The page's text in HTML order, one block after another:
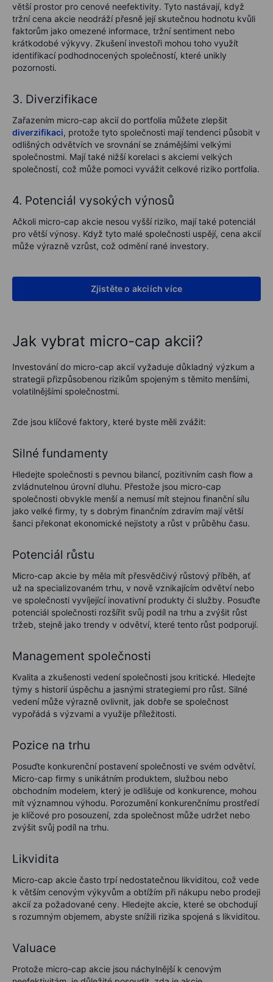
větší prostor pro cenové neefektivity. Tyto nastávají, když
tržní cena akcie neodráží přesně její skutečnou hodnotu kvůli
faktorům jako omezené informace, tržní sentiment nebo
krátkodobé výkyvy. Zkušení investoři mohou toho využít
identifikací podhodnocených společností, které unikly
pozornosti.
3. Diverzifikace
Zařazením micro-cap akcií do portfolia můžete zlepšit
diverzifikaci, protože tyto společnosti mají tendenci působit v
odlišných odvětvích ve srovnání se známějšími velkými
společnostmi. Mají také nižší korelaci s akciemi velkých
společností, což může pomoci vyvážit celkové riziko portfolia.
4. Potenciál vysokých výnosů
Ačkoli micro-cap akcie nesou vyšší riziko, mají také potenciál
pro větší výnosy. Když tyto malé společnosti uspějí, cena akcií
může výrazně vzrůst, což odmění rané investory.
Zjistěte o akciích více
Jak vybrat micro-cap akcii?
Investování do micro-cap akcií vyžaduje důkladný výzkum a
strategii přizpůsobenou rizikům spojeným s těmito menšími,
volatilnějšími společnostmi.
Zde jsou klíčové faktory, které byste měli zvážit:
Silné fundamenty
Hledejte společnosti s pevnou bilancí, pozitivním cash flow a
zvládnutelnou úrovní dluhu. Přestože jsou micro-cap
společnosti obvykle menší a nemusí mít stejnou finanční sílu
jako velké firmy, ty s dobrým finančním zdravím mají větší
šanci překonat ekonomické nejistoty a růst v průběhu času.
Potenciál růstu
Micro-cap akcie by měla mít přesvědčivý růstový příběh, ať
už na specializovaném trhu, v nově vznikajícím odvětví nebo
ve společnosti vyvíjející inovativní produkty či služby. Posuďte
potenciál společnosti rozšířit svůj podíl na trhu a zvýšit růst
tržeb, stejně jako trendy v odvětví, které tento růst podporují.
Management společnosti
Kvalita a zkušenosti vedení společnosti jsou kritické. Hledejte
týmy s historií úspěchu a jasnými strategiemi pro růst. Silné
vedení může výrazně ovlivnit, jak dobře se společnost
vypořádá s výzvami a využije příležitosti.
Pozice na trhu
Posuďte konkurenční postavení společnosti ve svém odvětví.
Micro-cap firmy s unikátním produktem, službou nebo
obchodním modelem, který je odlišuje od konkurence, mohou
mít významnou výhodu. Porozumění konkurenčnímu prostředí
je klíčové pro posouzení, zda společnost může udržet nebo
zvýšit svůj podíl na trhu.
Likvidita
Micro-cap akcie často trpí nedostatečnou likviditou, což vede
k větším cenovým výkyvům a obtížím při nákupu nebo prodeji
akcií za požadované ceny. Hledejte akcie, které se obchodují
s rozumným objemem, abyste snížili rizika spojená s likviditou.
Valuace
Protože micro-cap akcie jsou náchylnější k cenovým